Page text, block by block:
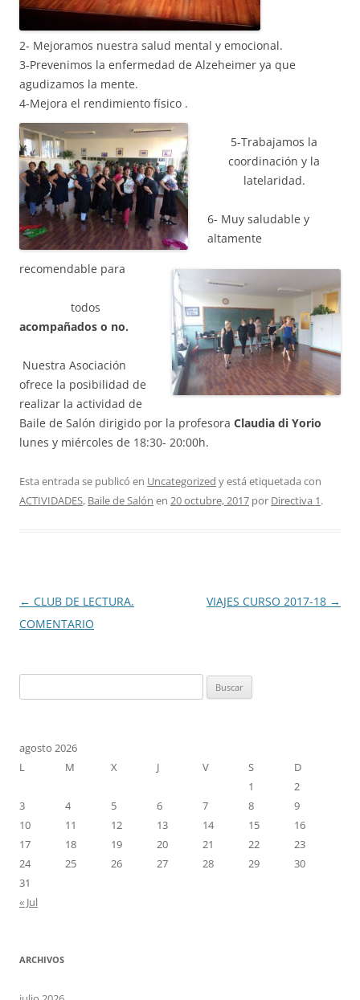
2- Mejoramos nuestra salud mental y emocional.
3-Prevenimos la enfermedad de Alzeheimer ya que
agudizamos la mente.
4-Mejora el rendimiento físico .
5-Trabajamos la
coordinación y la
latelaridad.
6- Muy saludable y
altamente
recomendable para
todos
acompañados o no.
Nuestra Asociación
ofrece la posibilidad de
realizar la actividad de
Baile de Salón dirigido por la profesora Claudia di Yorio
lunes y miércoles de 18:30- 20:00h.
Esta entrada se publicó en Uncategorized y está etiquetada con
ACTIVIDADES, Baile de Salón en 20 octubre, 2017 por Directiva 1.
Navegación
de
← CLUB DE LECTURA.
COMENTARIO
VIAJES CURSO 2017-18 →
agosto 2026
L
M X J V S
D
1
2
3
4 5 6 7 8
9
10
11 12 13 14 15
16
17
18 19 20 21 22
23
24
25 26 27 28 29
30
31
« Jul
ARCHIVOS